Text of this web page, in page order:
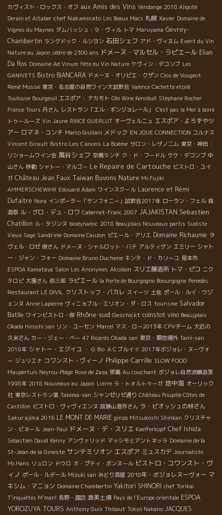
カヴィスト・ロックス・オフ aux Amis des Vins Vendange 2018 Aligoté
Derain et Altaber chef Nakaminato Les Beaux Macs 札幌 Xavier Domaine de
Vignes du Maynes ダムバッシュ・ラ・ヴィル トマ Maruyama Gevrey-
Chambertin ラングドック・ルシヨン 石田シェフ アド・ヴィヌム Event du Vin
Nature au Japon cèdre de 2300 ans ドメーヌ・マルセル・ラピエール Elian
Da Ros Domaine Ad Vinum Fête du Vin Nature ケヴィン・デコンブ Les
GANIVETS Bistro BIANCARA ドメーヌ・オリビエ・クザン Clos de Vougeot
René Mosse 東京・名古屋の自然ワイン大試飲会 Valence Cachette etoilé
Toulouse Bourgeuil エスポア・ ナカモト Obi Wine Kenobull Stéphane Rocher
France Tours 丹さん レストラン「エル・ギンジョレール」
C'est pas la Mer à boire
トゥールーズ Vin Jaune RINCE GUERLUT オーヴェルニュ エスポア・よろずやツ
アー ロマネ・コンチ Marco Giuliani メドック EN JOUE CONNECTION コルナス
Vincent Girault Bistro Les Canons La Boème サロン・レザノニム 東京・神田・
リショームワイン会 萬谷シェフ 京橋ランチ ク・ド・フードル ケケ・デコンブ 中
山さん 移動 シャトー・マルゴー Le Repaire de Cartouche ビストロ・ユイ
ガ Château Jean Faux Taiwan Buvons Nature Mr.Fujiki
AMMERSCHEWIHR Edouard Adam ワインスクール Laurence et Rémi
Dufaitre Nora インポーター「サンフォニー」試飲会2017年 ローラン・フェル 銘
酒祭 ル・グロ・デュ・ロワ Cabernet-Franc 2007 JAJAKISTAN Sebastien
Chatillon ル・タジンヌ biodynamic 2018 Beaujolais Nouveaux partis Sudiste
Vieux Sage Sandrine Domaine Cauzon ピエール・アリエ Domaine Richaume タ
ヴェル・ロゼ 俊さん ドメーヌ・シャルロット・バテ アルティザン エミリー シャト
ー・ジャン・フォー Domaine Bruno Duchene キンタ・ド・カリーユ 見本市
ESPOA Kamataya Salon Les Anonymes Akoibon スリエ醸造所 トマ・ピコ ニク
タロピ 大園さん 弥三郎 ラピエール la Porte de Bourgogne Boourgogne Penedès
Restaurant LE DIVIL クリストッフ・パカレ スイーツ 土佐 ポール・ルイ・ウジ
ェンヌ Anne Lapierre ヴィニョブル・エリオン・ダ・ロス tourisme Salvador
Batlle ワインビストロ・俊 Rhône sud Geschickt coinstot vino Beaujplais
Okada Hiroshi san リン・ユーセン Marcel マス・ロー2013年 CPVチーム 大近の
久米さん カー・ジェー・ベー 47 Ricards Okada san 東京・築地場外 Tanii-san
2018年 シャトー・エグイユ ・ G Bio ＡＣブルイイ 2017年ボジョレ・ヌーヴォ
ー ジュリエナ コワンスト・ヴィーノ Philippe Carrille SLOW FOOD
Maupertuis Neyrou-Plage Rose de Zaza 那覇 Au couchant ボジョレ自然派醸造家
1998年 2018 Nouveaux au Japon Loirre ラ・トォルトゥーガ 地中海 オーリック
社 東京レストラン業 Takema-san シャンゼリゼ通り Château Poupille Côtes de
Castillon ビストロ・ヴィヴィエンヌ 故勝山晋作さん ラ・ピオッシュの林さん
Sakurajima 2016 LE MONT DE MARIE ginza Mitsukoshi Shinkan クリスチャ
ン・ビネール Jean-Paul ドメーヌ・デ・スリエ Kaefferkopf Chef Ishida
Sébastien David Kenny アンヴァリッド マッシモとアントネッラ Domaine de la
St-Jean de la Gineste サンテミリオン エスポア ミュスカデ Journaliste
Mr.Hans リュロン ドウロ オ・プティ・ボンヌール ビストロ・コワンスト・ヴ
ィノ ポール・ルデール Mizuki san みどり酒屋 2018年・ボジョレヌーヴォー マ
キシム・マニョン Domaine Chambertin Yakitori SHINORI chef Torikai
T'inquiètes M'man! 長野・諏訪 酒美土場 Pays de l'Europe orientale ESPOA
YOROZUYA TOURS Anthony Guix Thibaut Tokyo Nakano JACQUES